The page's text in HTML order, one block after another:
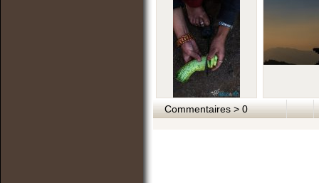
Commentaires > 0